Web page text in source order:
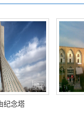
纪念塔